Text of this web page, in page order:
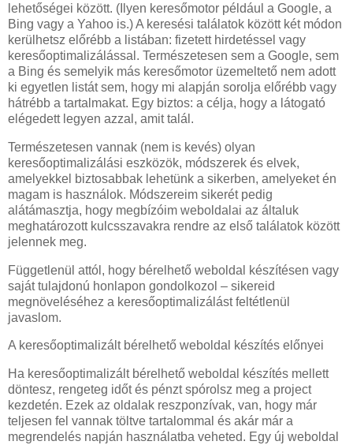
lehetőségei között. (Ilyen keresőmotor például a Google, a
Bing vagy a Yahoo is.) A keresési találatok között két módon
kerülhetsz előrébb a listában: fizetett hirdetéssel vagy
keresőoptimalizálással. Természetesen sem a Google, sem
a Bing és semelyik más keresőmotor üzemeltető nem adott
ki egyetlen listát sem, hogy mi alapján sorolja előrébb vagy
hátrébb a tartalmakat. Egy biztos: a célja, hogy a látogató
elégedett legyen azzal, amit talál.
Természetesen vannak (nem is kevés) olyan
keresőoptimalizálási eszközök, módszerek és elvek,
amelyekkel biztosabbak lehetünk a sikerben, amelyeket én
magam is használok. Módszereim sikerét pedig
alátámasztja, hogy megbízóim weboldalai az általuk
meghatározott kulcsszavakra rendre az első találatok között
jelennek meg.
Függetlenül attól, hogy bérelhető weboldal készítésen vagy
saját tulajdonú honlapon gondolkozol – sikereid
megnöveléséhez a keresőoptimalizálást feltétlenül
javaslom.
A keresőoptimalizált bérelhető weboldal készítés előnyei
Ha keresőoptimalizált bérelhető weboldal készítés mellett
döntesz, rengeteg időt és pénzt spórolsz meg a project
kezdetén. Ezek az oldalak reszponzívak, van, hogy már
teljesen fel vannak töltve tartalommal és akár már a
megrendelés napján használatba veheted. Egy új weboldal